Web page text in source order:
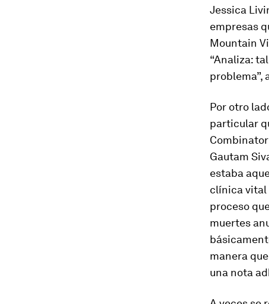
Jessica
empresas
Mountain
“Analiza:
problema”,
Por otro
particular
Gautam
estaba
clínica vital
proceso
muertes
manera
una nota